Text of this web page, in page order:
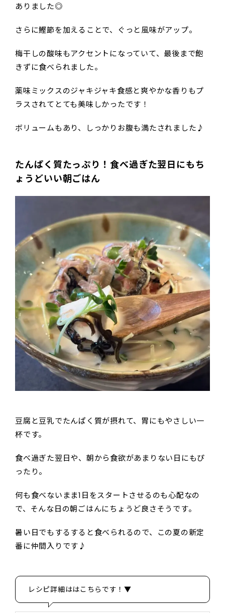
ありました◎
さらに鰹節を加えることで、ぐっと風味がアップ。
梅干しの酸味もアクセントになっていて、最後まで飽
きずに食べられました。
薬味ミックスのジャキジャキ食感と爽やかな香りもプ
ラスされてとても美味しかったです！
ボリュームもあり、しっかりお腹も満たされました♪
たんぱく質たっぷり！食べ過ぎた翌日にもち
ょうどいい朝ごはん
豆腐と豆乳でたんぱく質が摂れて、胃にもやさしい一
杯です。
食べ過ぎた翌日や、朝から食欲があまりない日にもぴ
ったり。
何も食べないまま1日をスタートさせるのも心配なの
で、そんな日の朝ごはんにちょうど良さそうです。
暑い日でもするすると食べられるので、この夏の新定
番に仲間入りです♪
レシピ詳細ははこちらです！▼